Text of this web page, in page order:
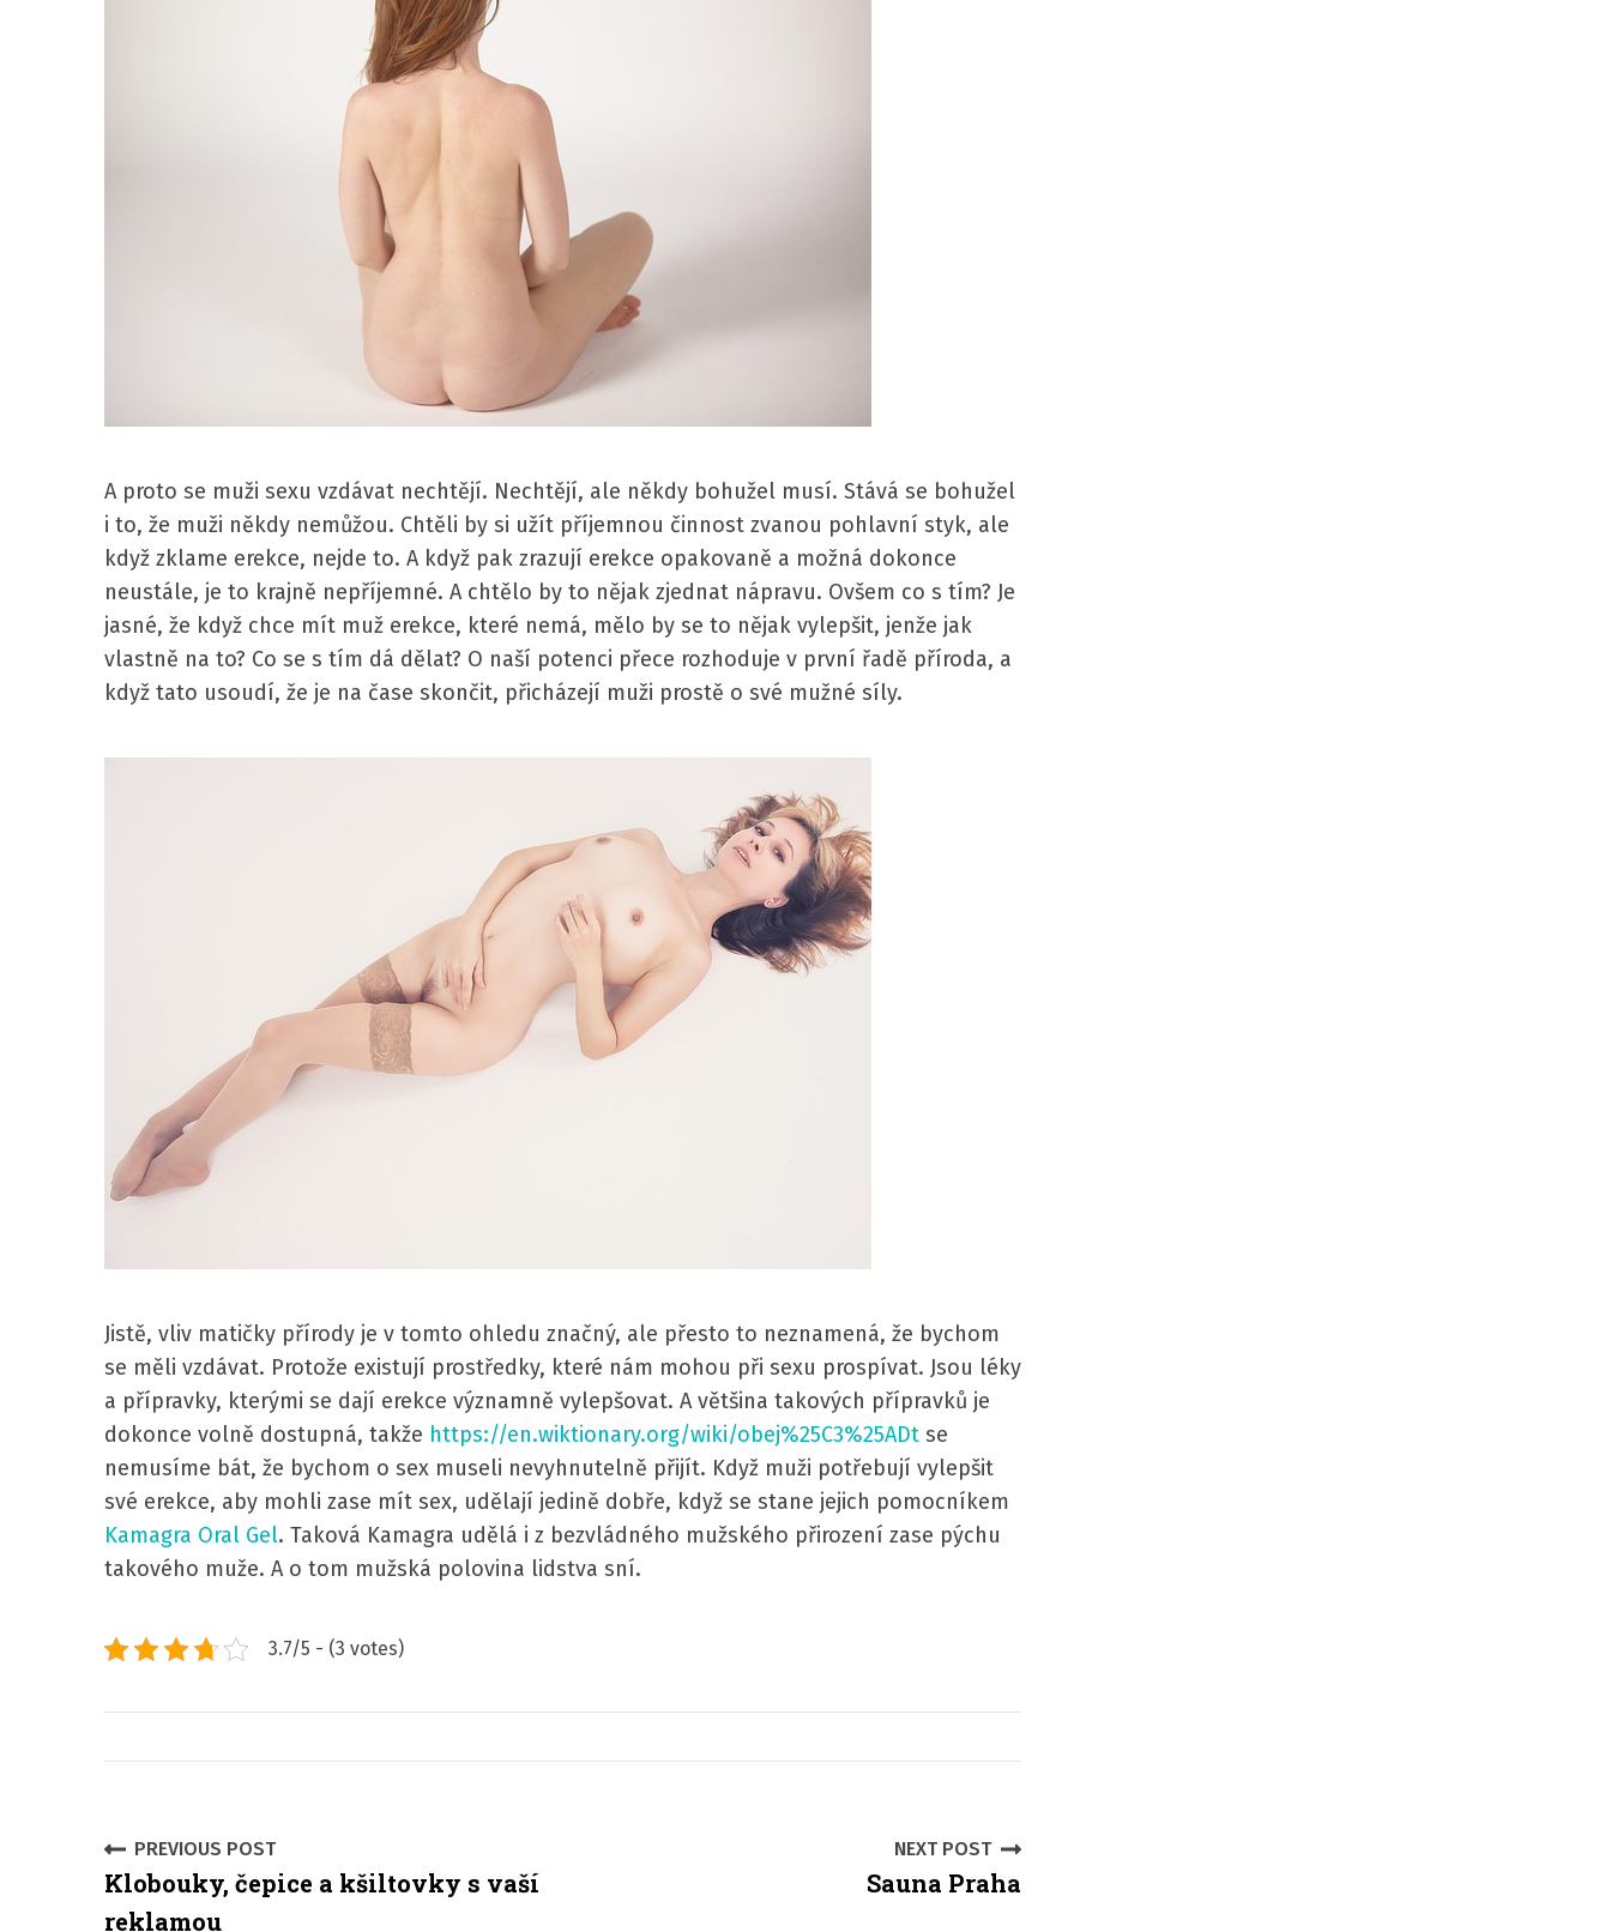
A proto se muži sexu vzdávat nechtějí. Nechtějí, ale někdy bohužel musí. Stává se bohužel
i to, že muži někdy nemůžou. Chtěli by si užít příjemnou činnost zvanou pohlavní styk, ale
když zklame erekce, nejde to. A když pak zrazují erekce opakovaně a možná dokonce
neustále, je to krajně nepříjemné. A chtělo by to nějak zjednat nápravu. Ovšem co s tím? Je
jasné, že když chce mít muž erekce, které nemá, mělo by se to nějak vylepšit, jenže jak
vlastně na to? Co se s tím dá dělat? O naší potenci přece rozhoduje v první řadě příroda, a
když tato usoudí, že je na čase skončit, přicházejí muži prostě o své mužné síly.
Jistě, vliv matičky přírody je v tomto ohledu značný, ale přesto to neznamená, že bychom
se měli vzdávat. Protože existují prostředky, které nám mohou při sexu prospívat. Jsou léky
a přípravky, kterými se dají erekce významně vylepšovat. A většina takových přípravků je
dokonce volně dostupná, takže https://en.wiktionary.org/wiki/obej%25C3%25ADt se
nemusíme bát, že bychom o sex museli nevyhnutelně přijít. Když muži potřebují vylepšit
své erekce, aby mohli zase mít sex, udělají jedině dobře, když se stane jejich pomocníkem
Kamagra Oral Gel. Taková Kamagra udělá i z bezvládného mužského přirození zase pýchu
takového muže. A o tom mužská polovina lidstva sní.
3.7/5 - (3 votes)
P PREVIOUS POST
Klobouky, čepice a kšiltovky s vaší
reklamou
NEXT POST
Sauna Praha